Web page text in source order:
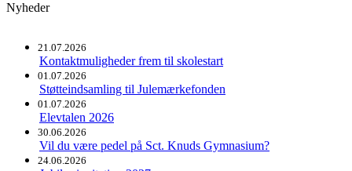
Nyheder
21.07.2026
Kontaktmuligheder frem til skolestart
01.07.2026
Støtteindsamling til Julemærkefonden
01.07.2026
Elevtalen 2026
30.06.2026
Vil du være pedel på Sct. Knuds Gymnasium?
24.06.2026